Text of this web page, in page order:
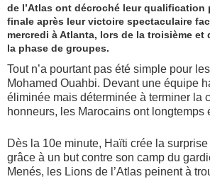
de l’Atlas ont décroché leur qualification
finale après leur victoire spectaculaire
mercredi à Atlanta, lors de la troisième et
la phase de groupes.
Tout n’a pourtant pas été simple pour
Mohamed Ouahbi. Devant une équipe
éliminée mais déterminée à terminer la
honneurs, les Marocains ont longtemps
Dès la 10e minute, Haïti crée la
grâce à un but contre son camp du
Menés, les Lions de l’Atlas peinent à